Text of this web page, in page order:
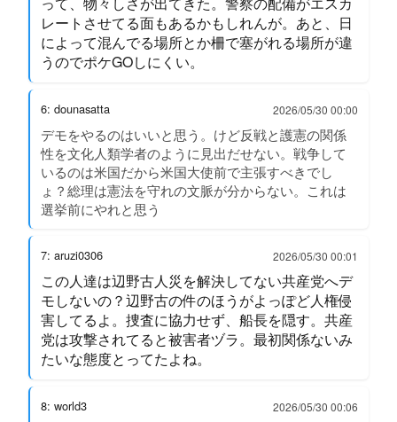
レートさせてる面もあるかもしれんが。あと、日
によって混んでる場所とか柵で塞がれる場所が違
うのでポケGOしにくい。
6: dounasatta 2026/05/30 00:00
デモをやるのはいいと思う。けど反戦と護憲の関係
性を文化人類学者のように見出だせない。戦争して
いるのは米国だから米国大使前で主張すべきでし
ょ？総理は憲法を守れの文脈が分からない。これは
選挙前にやれと思う
7: aruzi0306 2026/05/30 00:01
この人達は辺野古人災を解決してない共産党へデ
モしないの？辺野古の件のほうがよっぽど人権侵
害してるよ。捜査に協力せず、船長を隠す。共産
党は攻撃されてると被害者ヅラ。最初関係ないみ
たいな態度とってたよね。
8: world3 2026/05/30 00:06